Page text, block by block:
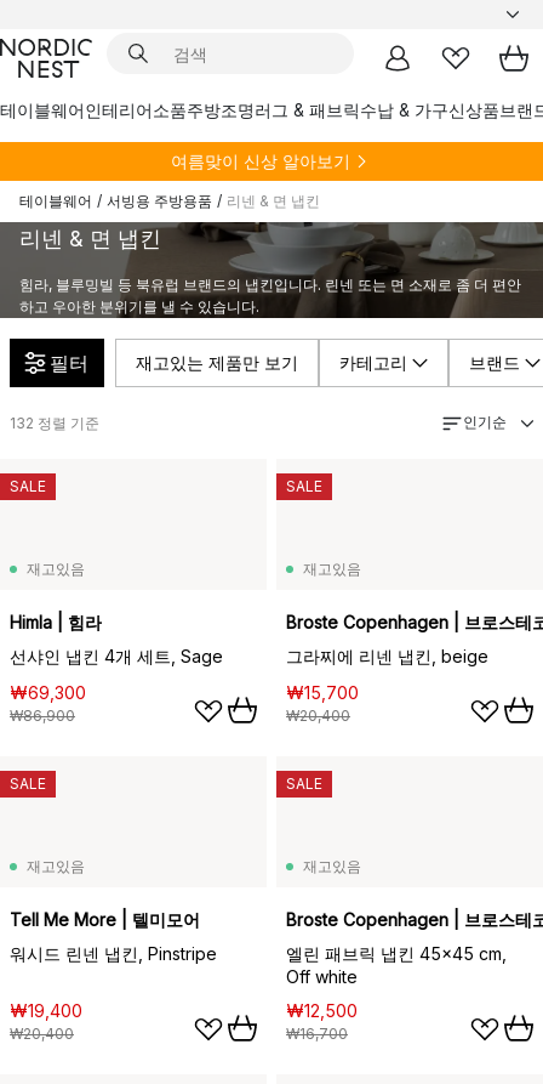
테이블웨어인테리어소품주방조명러그 & 패브릭수납 & 가구신상품브랜
여름맞이 신상 알아보기
테이블웨어 / 서빙용 주방용품 / 리넨 & 면 냅킨
리넨 & 면 냅킨
힘라, 블루밍빌 등 북유럽 브랜드의 냅킨입니다. 린넨 또는 면 소재로 좀 더 편안
하고 우아한 분위기를 낼 수 있습니다.
필터 재고있는 제품만 보기 카테고리 브랜드
132 정렬 기준 인기순
재고있음
Himla | 힘라
선샤인 냅킨 4개 세트, Sage
₩69,300
₩86,900
SALE
재고있음
Broste Copenhagen | 브로스테
그라찌에 리넨 냅킨, beige
₩15,700
₩20,400
SALE
재고있음
Tell Me More | 텔미모어
워시드 린넨 냅킨, Pinstripe
₩19,400
₩20,400
SALE
재고있음
Broste Copenhagen | 브로스테
엘린 패브릭 냅킨 45x45 cm,
Off white
₩12,500
₩16,700
SALE